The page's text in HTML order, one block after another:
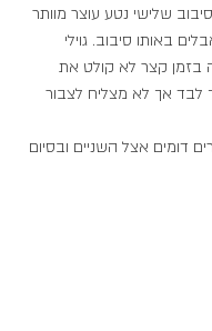
שלישי נטע עוצר מוותר
באותו סיבוב. גוילי
קצר לא קולט את
לבד אך לא מצליח לצבור
4 ו-5 נשארים דומים אצל השניים ובסיום